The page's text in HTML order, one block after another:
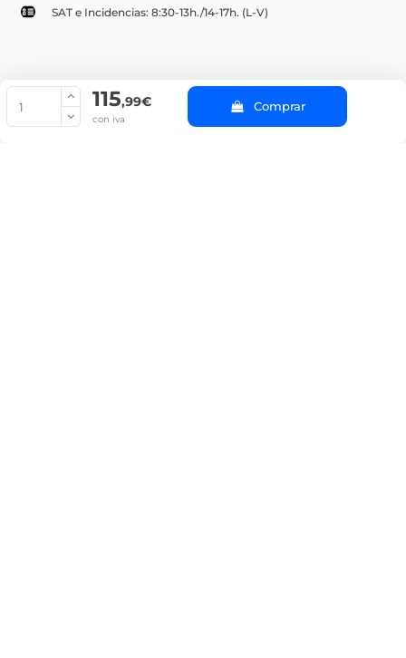
115,99€
con iva
Comprar
SAT e Incidencias: 8:30-13h./14-17h. (L-V)
© Copyright 2022 PepeBar.com |
Aviso legal y
Condiciones generales de compra |
Blog